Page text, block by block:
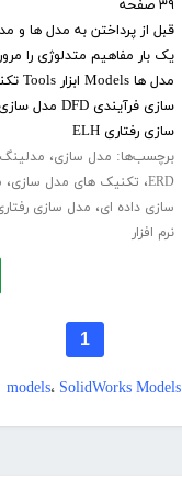
۳۹ صفحه
قبل از پرداختن به مدل ها و
یک بار مفاهیم متدلوژی را
سازی رفتاری ELH
برچسب‌ها: مدل سازی، مدلینگ
ERD، تکنیک های مدل سازی،
سازی داده ای، مدل سازی
نرم افزار
1
models، SolidWorks Models